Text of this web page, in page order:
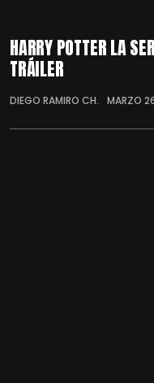
HARRY POTTER LA
TRÁILER
DIEGO RAMIRO CH. MARZO